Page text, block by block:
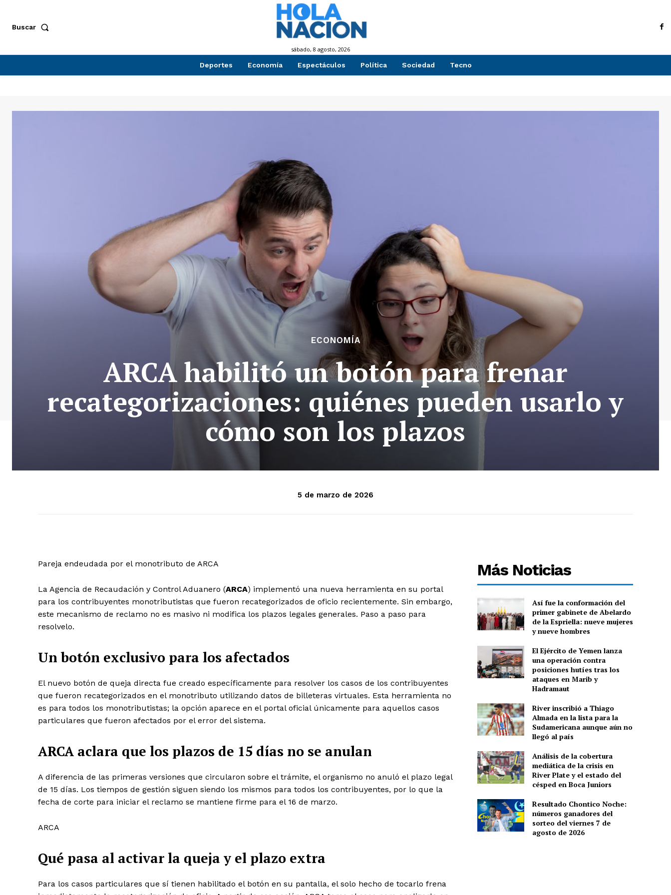
Buscar
sábado, 8 agosto, 2026
Deportes Economía Espectáculos Política Sociedad Tecno
ECONOMÍA
ARCA habilitó un botón para frenar
recategorizaciones: quiénes pueden usarlo y
cómo son los plazos
5 de marzo de 2026
Pareja endeudada por el monotributo de ARCA
La Agencia de Recaudación y Control Aduanero (ARCA) implementó una nueva herramienta en su portal
para los contribuyentes monotributistas que fueron recategorizados de oficio recientemente. Sin embargo,
este mecanismo de reclamo no es masivo ni modifica los plazos legales generales. Paso a paso para
resolvelo.
Un botón exclusivo para los afectados
El nuevo botón de queja directa fue creado específicamente para resolver los casos de los contribuyentes
que fueron recategorizados en el monotributo utilizando datos de billeteras virtuales. Esta herramienta no
es para todos los monotributistas; la opción aparece en el portal oficial únicamente para aquellos casos
particulares que fueron afectados por el error del sistema.
ARCA aclara que los plazos de 15 días no se anulan
A diferencia de las primeras versiones que circularon sobre el trámite, el organismo no anuló el plazo legal
de 15 días. Los tiempos de gestión siguen siendo los mismos para todos los contribuyentes, por lo que la
fecha de corte para iniciar el reclamo se mantiene firme para el 16 de marzo.
ARCA
Qué pasa al activar la queja y el plazo extra
Para los casos particulares que sí tienen habilitado el botón en su pantalla, el solo hecho de tocarlo frena
Más Noticias
Así fue la conformación del
primer gabinete de Abelardo
de la Espriella: nueve mujeres
y nueve hombres
El Ejército de Yemen lanza
una operación contra
posiciones hutíes tras los
ataques en Marib y
Hadramaut
River inscribió a Thiago
Almada en la lista para la
Sudamericana aunque aún no
llegó al país
Análisis de la cobertura
mediática de la crisis en
River Plate y el estado del
césped en Boca Juniors
Resultado Chontico Noche:
números ganadores del
sorteo del viernes 7 de
agosto de 2026